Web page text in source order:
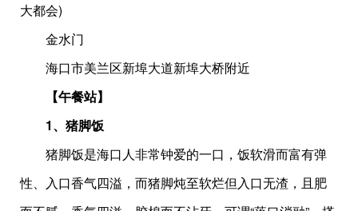
大都会)
金水门
海口市美兰区新埠大道新埠大桥附近
【午餐站】
1、猪脚饭
猪脚饭是海口人非常钟爱的一口，饭软滑而富有弹
性、入口香气四溢，而猪脚炖至软烂但入口无渣，且肥